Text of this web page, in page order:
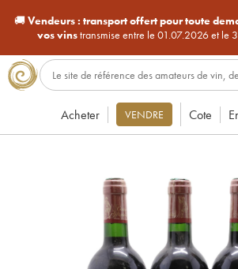
🚚Vendeurs : transport offert pour toute
vos vinstransmise entre le 01.07.2026 et le
Acheter VENDRE Cote